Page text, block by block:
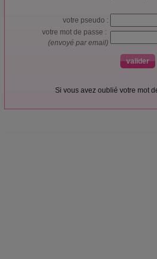
votre pseudo :
votre mot de passe :
(envoyé par email)
Si vous avez oublié votre mot